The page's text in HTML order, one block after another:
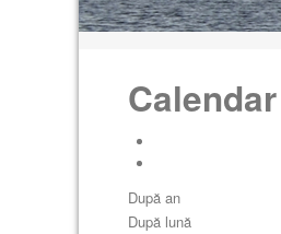
După an
După lună